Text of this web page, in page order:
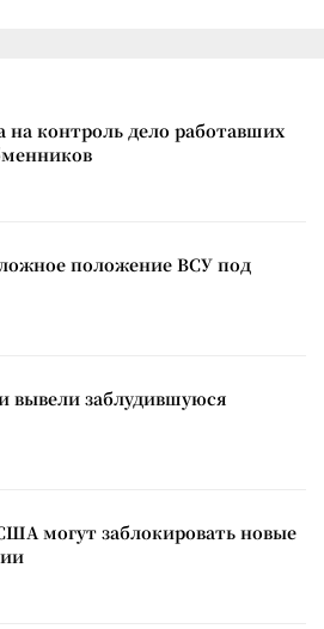
на контроль дело работавших
положение ВСУ под
вывели заблудившуюся
могут заблокировать новые